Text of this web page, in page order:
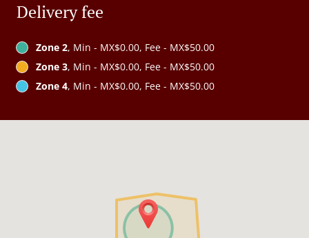
Delivery fee
Zone 2, Min - MX$0.00, Fee - MX$50.00
Zone 3, Min - MX$0.00, Fee - MX$50.00
Zone 4, Min - MX$0.00, Fee - MX$50.00